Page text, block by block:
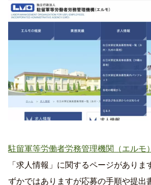
駐留軍等労働者労務管理機関（エルモ）
「求人情報」に関するページがありま
ずかではありますが応募の手順や提出